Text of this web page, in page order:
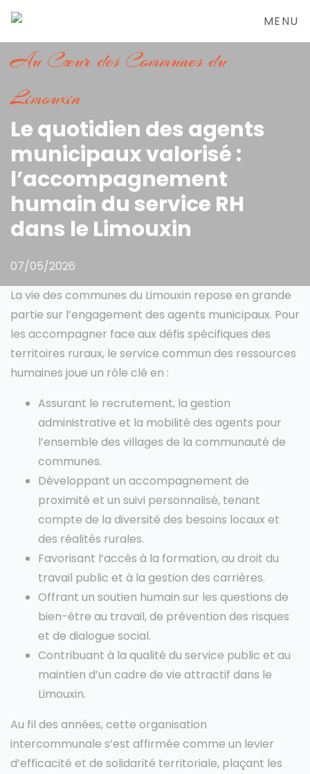
MENU
Au Cœur des Communes du
Limouxin
Le quotidien des agents
municipaux valorisé :
l’accompagnement
humain du service RH
dans le Limouxin
07/05/2026
La vie des communes du Limouxin repose en grande
partie sur l’engagement des agents municipaux. Pour
les accompagner face aux défis spécifiques des
territoires ruraux, le service commun des ressources
humaines joue un rôle clé en :
Assurant le recrutement, la gestion
administrative et la mobilité des agents pour
l’ensemble des villages de la communauté de
communes.
Développant un accompagnement de
proximité et un suivi personnalisé, tenant
compte de la diversité des besoins locaux et
des réalités rurales.
Favorisant l’accès à la formation, au droit du
travail public et à la gestion des carrières.
Offrant un soutien humain sur les questions de
bien-être au travail, de prévention des risques
et de dialogue social.
Contribuant à la qualité du service public et au
maintien d’un cadre de vie attractif dans le
Limouxin.
Au fil des années, cette organisation
intercommunale s’est affirmée comme un levier
d’efficacité et de solidarité territoriale, plaçant les